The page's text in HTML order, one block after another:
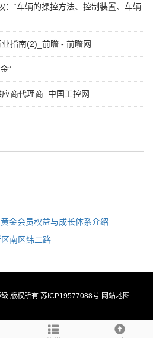
：“车辆的操控方法、控制装置、车辆
指南(2)_前瞻 - 前瞻网
”
商代理商_中国工控网
金会员权益与成长体系介绍
南区纬二路
版权所有 苏ICP19577088号 网站地图